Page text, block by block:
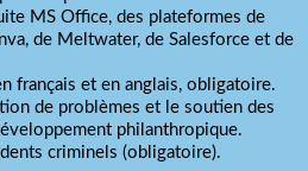
MS Office, des plateformes de
de Meltwater, de Salesforce et de
français et en anglais, obligatoire.
de problèmes et le soutien des
philanthropique.
criminels (obligatoire).